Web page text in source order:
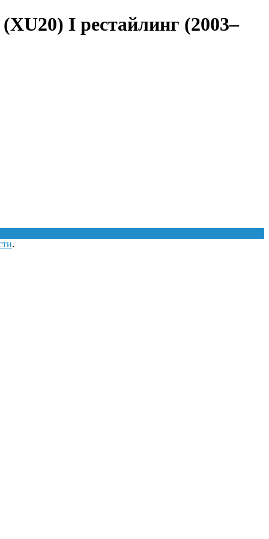
I рестайлинг (2003–
.